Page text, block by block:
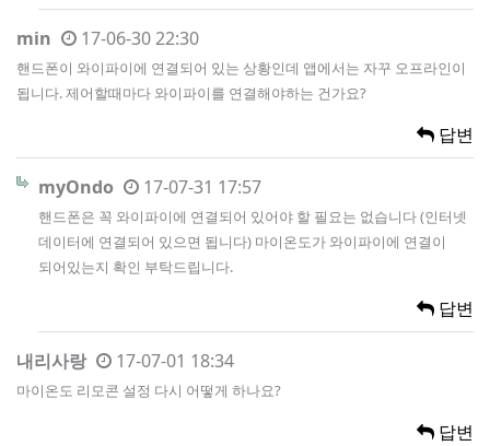
min 17-06-30 22:30
핸드폰이 와이파이에 연결되어 있는 상황인데 앱에서는 자꾸 오프라인이
됩니다. 제어할때마다 와이파이를 연결해야하는 건가요?
답변
myOndo 17-07-31 17:57
핸드폰은 꼭 와이파이에 연결되어 있어야 할 필요는 없습니다 (인터넷
데이터에 연결되어 있으면 됩니다) 마이온도가 와이파이에 연결이
되어있는지 확인 부탁드립니다.
답변
내리사랑 17-07-01 18:34
마이온도 리모콘 설정 다시 어떻게 하나요?
답변